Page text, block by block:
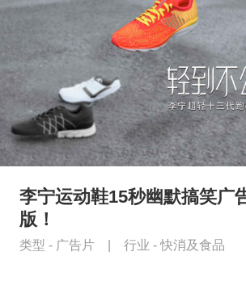
李宁运动鞋15秒幽默搞笑广
版！
类型 - 广告片 行业 -快消及食品